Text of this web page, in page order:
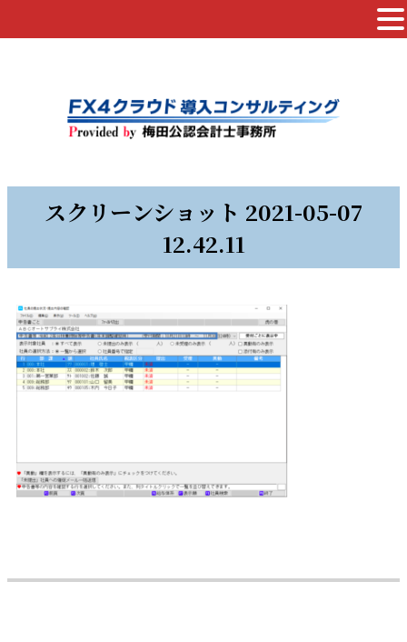
スクリーンショット 2021-05-07
12.42.11